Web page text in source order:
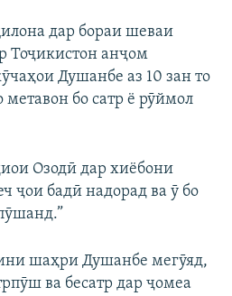
дар бораи шеваи
Тоҷикистон анҷом
Душанбе аз 10 зан то
бо сатр ё рӯймол
Озодӣ дар хиёбони
ҷои бадӣ надорад ва ӯ бо
шаҳри Душанбе мегӯяд,
ва бесатр дар ҷомеа